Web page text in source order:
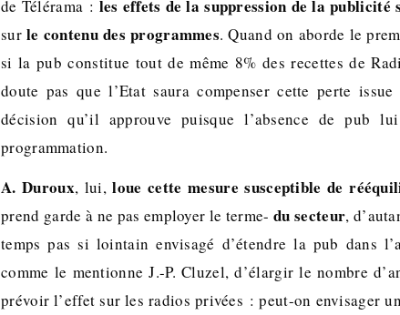
de Télérama : les effets de la suppression de la publicité
surle contenu des programmes. Quand on aborde le
si la pub constitue tout de même 8% des recettes de
doute pas que l’Etat saura compenser cette perte
décision qu’il approuve puisque l’absence de pub
programmation.
A. Duroux, lui,loue cette mesure susceptible de
prend garde à ne pas employer le terme-du secteur,
temps pas si lointain envisagé d’étendre la pub dans
comme le mentionne J.-P. Cluzel, d’élargir le nombre
prévoir l’effet sur les radios privées : peut-on envisager